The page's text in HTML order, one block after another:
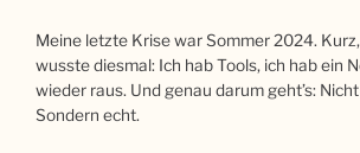
Meine letzte Krise war Sommer 2024.
wusste diesmal: Ich hab Tools, ich hab ein
wieder raus. Und genau darum geht’s:
Sondern echt.